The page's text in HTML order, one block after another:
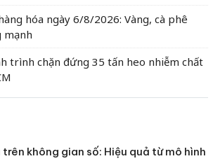
hóa ngày 6/8/2026: Vàng, cà phê
mạnh
trình chặn đứng 35 tấn heo nhiễm chất
không gian số: Hiệu quả từ mô hình